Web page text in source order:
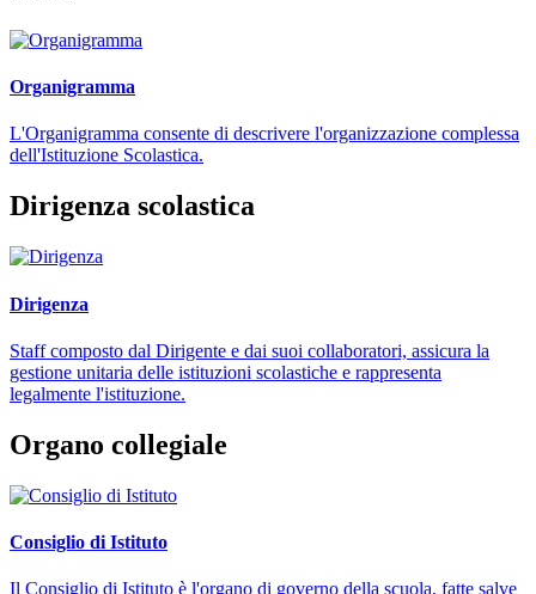
Organigramma
L'Organigramma consente di descrivere l'organizzazione complessa
dell'Istituzione Scolastica.
Dirigenza scolastica
Dirigenza
Staff composto dal Dirigente e dai suoi collaboratori, assicura la
gestione unitaria delle istituzioni scolastiche e rappresenta
legalmente l'istituzione.
Organo collegiale
Consiglio di Istituto
Il Consiglio di Istituto è l'organo di governo della scuola, fatte salve